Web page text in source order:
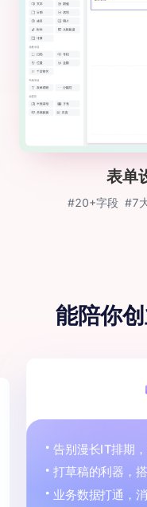
表单
#20+字段 #7
能陪你
告别漫长IT排期
打草稿的利器，
业务数据打通，